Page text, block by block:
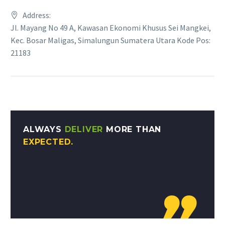
Address:
Jl. Mayang No 49 A, Kawasan Ekonomi Khusus Sei Mangkei,
Kec. Bosar Maligas, Simalungun Sumatera Utara Kode Pos:
21183
ALWAYS DELIVER MORE THAN
EXPECTED.
